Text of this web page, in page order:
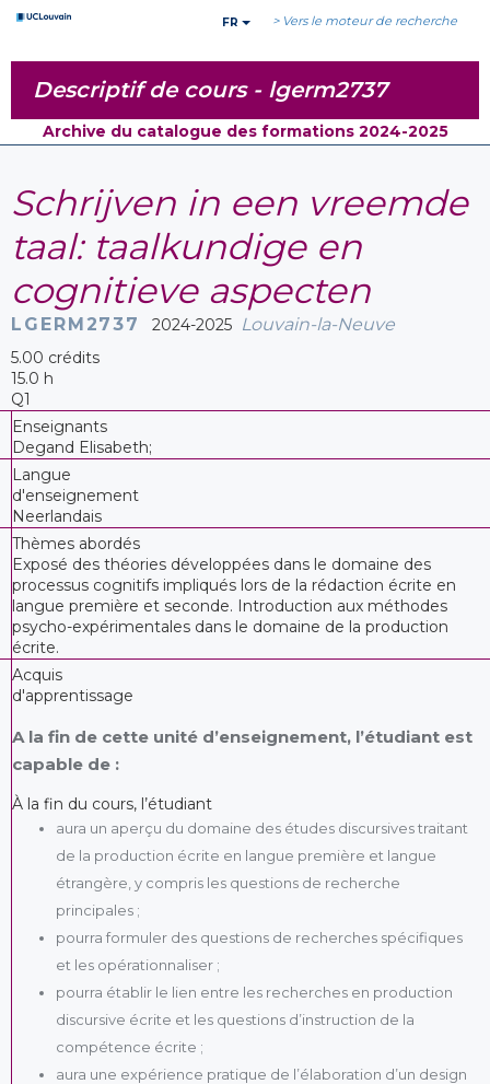
FR > Vers le moteur de recherche
Descriptif de cours - lgerm2737
Archive du catalogue des formations 2024-2025
Schrijven in een vreemde
taal: taalkundige en
cognitieve aspecten
LGERM2737 2024-2025 Louvain-la-Neuve
5.00 crédits
15.0 h
Q1
Enseignants
Degand Elisabeth;
Langue
d'enseignement
Neerlandais
Thèmes abordés
Exposé des théories développées dans le domaine des
processus cognitifs impliqués lors de la rédaction écrite en
langue première et seconde. Introduction aux méthodes
psycho-expérimentales dans le domaine de la production
écrite.
Acquis
d'apprentissage
A la fin de cette unité d’enseignement, l’étudiant est
capable de :
À la fin du cours, l’étudiant
aura un aperçu du domaine des études discursives traitant
de la production écrite en langue première et langue
étrangère, y compris les questions de recherche
principales ;
pourra formuler des questions de recherches spécifiques
et les opérationnaliser ;
pourra établir le lien entre les recherches en production
discursive écrite et les questions d’instruction de la
compétence écrite ;
aura une expérience pratique de l’élaboration d’un design